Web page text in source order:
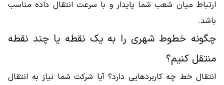
ارتباط میان شعب شما پایدار و با سرعت انتقال داده مناسب
باشد.
چگونه خطوط شهری را به یک نقطه یا چند نقطه
منتقل کنیم؟
انتقال خط چه کاربردهایی دارد؟ آیا شرکت شما نیاز به انتقال